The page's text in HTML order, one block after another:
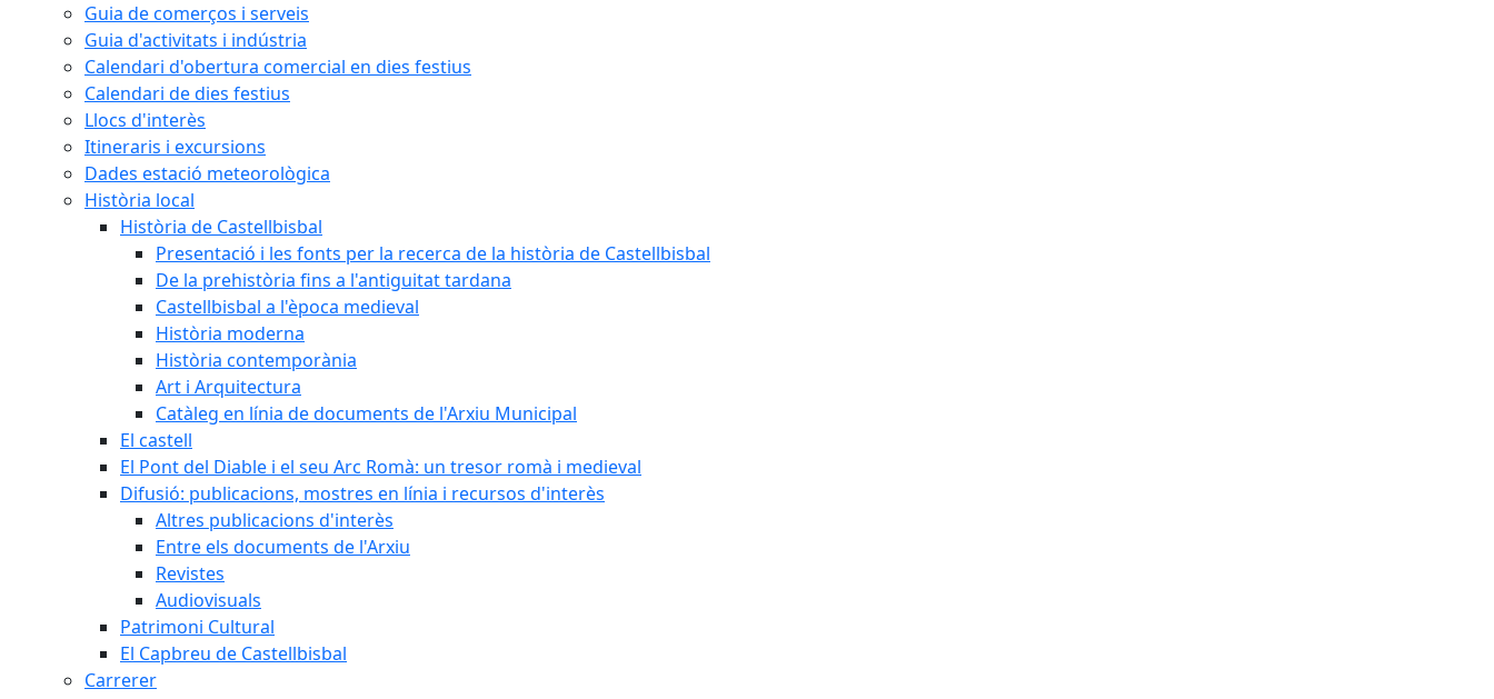
Guia de comerços i serveis
Guia d'activitats i indústria
Calendari d'obertura comercial en dies festius
Calendari de dies festius
Llocs d'interès
Itineraris i excursions
Dades estació meteorològica
Història local
Història de Castellbisbal
Presentació i les fonts per la recerca de la història de Castellbisbal
De la prehistòria fins a l'antiguitat tardana
Castellbisbal a l'època medieval
Història moderna
Història contemporània
Art i Arquitectura
Catàleg en línia de documents de l'Arxiu Municipal
El castell
El Pont del Diable i el seu Arc Romà: un tresor romà i medieval
Difusió: publicacions, mostres en línia i recursos d'interès
Altres publicacions d'interès
Entre els documents de l'Arxiu
Revistes
Audiovisuals
Patrimoni Cultural
El Capbreu de Castellbisbal
Carrerer